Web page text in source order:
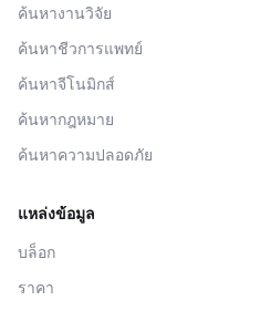
ค้นหางานวิจัย
ค้นหาชีวการแพทย์
ค้นหาจีโนมิกส์
ค้นหากฎหมาย
ค้นหาความปลอดภัย
แหล่งข้อมูล
บล็อก
ราคา